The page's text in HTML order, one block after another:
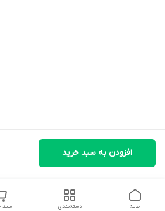
افزودن به سبد خرید
سبد دسته‌بندی خانه